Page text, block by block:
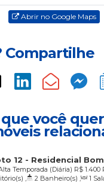
Abrir no Google Maps
Compartilhe
você
12 - Residencial
diária
R$ 1.400
Temporada (Diária)
Praia de 4 Ilhas, Bombinhas,
2 Banheiro(s) 1